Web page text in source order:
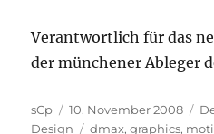
Verantwortlich für das
der münchener Ableger
Autor
sCp
Veröffentlicht
am
10. November 2008
Design
Schlagwörter
dmax,graphics,